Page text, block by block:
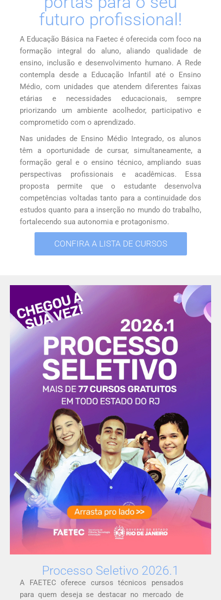
futuro profissional!
A Educação Básica na Faetec é oferecida com foco na
formação integral do aluno, aliando qualidade de
ensino, inclusão e desenvolvimento humano. A Rede
contempla desde a Educação Infantil até o Ensino
Médio, com unidades que atendem diferentes faixas
etárias e necessidades educacionais, sempre
priorizando um ambiente acolhedor, participativo e
comprometido com o aprendizado.
Nas unidades de Ensino Médio Integrado, os alunos
têm a oportunidade de cursar, simultaneamente, a
formação geral e o ensino técnico, ampliando suas
perspectivas profissionais e acadêmicas. Essa
proposta permite que o estudante desenvolva
competências voltadas tanto para a continuidade dos
estudos quanto para a inserção no mundo do trabalho,
fortalecendo sua autonomia e protagonismo.
CONFIRA A LISTA DE CURSOS
Processo Seletivo 2026.1
A FAETEC oferece cursos técnicos pensados
para quem deseja se destacar no mercado de